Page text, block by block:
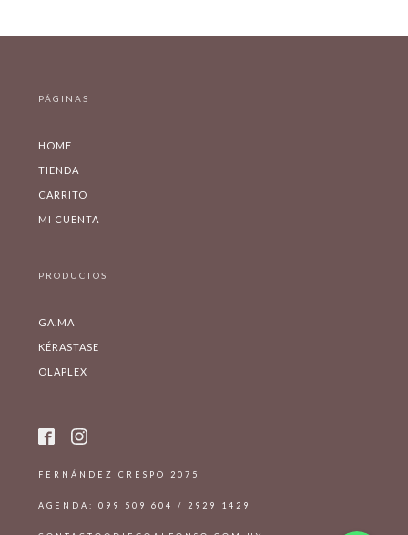
PÁGINAS
HOME
TIENDA
CARRITO
MI CUENTA
PRODUCTOS
GA.MA
KÉRASTASE
OLAPLEX
FERNÁNDEZ CRESPO 2075
AGENDA: 099 509 604 / 2929 1429
WhatsApp
WhatsApp